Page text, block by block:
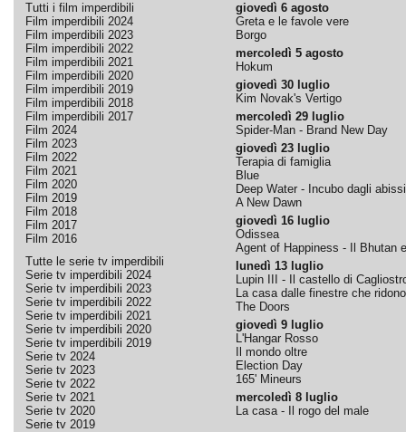
Tutti i film imperdibili
Film imperdibili 2024
Film imperdibili 2023
Film imperdibili 2022
Film imperdibili 2021
Film imperdibili 2020
Film imperdibili 2019
Film imperdibili 2018
Film imperdibili 2017
Film 2024
Film 2023
Film 2022
Film 2021
Film 2020
Film 2019
Film 2018
Film 2017
Film 2016
Tutte le serie tv imperdibili
Serie tv imperdibili 2024
Serie tv imperdibili 2023
Serie tv imperdibili 2022
Serie tv imperdibili 2021
Serie tv imperdibili 2020
Serie tv imperdibili 2019
Serie tv 2024
Serie tv 2023
Serie tv 2022
Serie tv 2021
Serie tv 2020
Serie tv 2019
giovedì 6 agosto
Greta e le favole vere
Borgo
mercoledì 5 agosto
Hokum
giovedì 30 luglio
Kim Novak's Vertigo
mercoledì 29 luglio
Spider-Man - Brand New Day
giovedì 23 luglio
Terapia di famiglia
Blue
Deep Water - Incubo dagli abissi
A New Dawn
giovedì 16 luglio
Odissea
Agent of Happiness - Il Bhutan
lunedì 13 luglio
Lupin III - Il castello di
La casa dalle finestre che ridono
The Doors
giovedì 9 luglio
L'Hangar Rosso
Il mondo oltre
Election Day
165' Mineurs
mercoledì 8 luglio
La casa - Il rogo del male